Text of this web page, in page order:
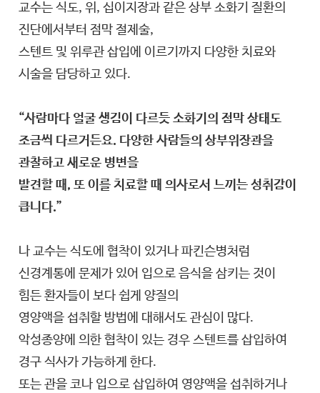
교수는 식도, 위, 십이지장과 같은 상부 소화기 질환의
진단에서부터 점막 절제술,
스텐트 및 위루관 삽입에 이르기까지 다양한 치료와
시술을 담당하고 있다.
“사람마다 얼굴 생김이 다르듯 소화기의 점막 상태도
조금씩 다르거든요. 다양한 사람들의 상부위장관을
관찰하고 새로운 병변을
발견할 때, 또 이를 치료할 때 의사로서 느끼는 성취감이
큽니다.”
나 교수는 식도에 협착이 있거나 파킨슨병처럼
신경계통에 문제가 있어 입으로 음식을 삼키는 것이
힘든 환자들이 보다 쉽게 양질의
영양액을 섭취할 방법에 대해서도 관심이 많다.
악성종양에 의한 협착이 있는 경우 스텐트를 삽입하여
경구 식사가 가능하게 한다.
또는 관을 코나 입으로 삽입하여 영양액을 섭취하거나